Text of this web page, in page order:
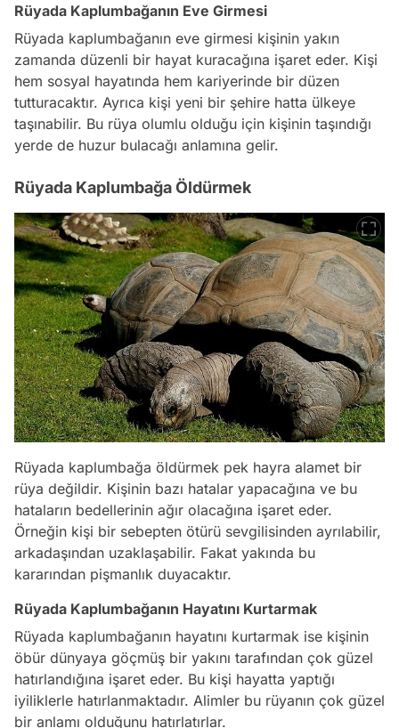
Rüyada Kaplumbağanın Eve Girmesi
Rüyada kaplumbağanın eve girmesi kişinin yakın
zamanda düzenli bir hayat kuracağına işaret eder. Kişi
hem sosyal hayatında hem kariyerinde bir düzen
tutturacaktır. Ayrıca kişi yeni bir şehire hatta ülkeye
taşınabilir. Bu rüya olumlu olduğu için kişinin taşındığı
yerde de huzur bulacağı anlamına gelir.
Rüyada Kaplumbağa Öldürmek
Rüyada kaplumbağa öldürmek pek hayra alamet bir
rüya değildir. Kişinin bazı hatalar yapacağına ve bu
hataların bedellerinin ağır olacağına işaret eder.
Örneğin kişi bir sebepten ötürü sevgilisinden ayrılabilir,
arkadaşından uzaklaşabilir. Fakat yakında bu
kararından pişmanlık duyacaktır.
Rüyada Kaplumbağanın Hayatını Kurtarmak
Rüyada kaplumbağanın hayatını kurtarmak ise kişinin
öbür dünyaya göçmüş bir yakını tarafından çok güzel
hatırlandığına işaret eder. Bu kişi hayatta yaptığı
iyiliklerle hatırlanmaktadır. Alimler bu rüyanın çok güzel
bir anlamı olduğunu hatırlatırlar.